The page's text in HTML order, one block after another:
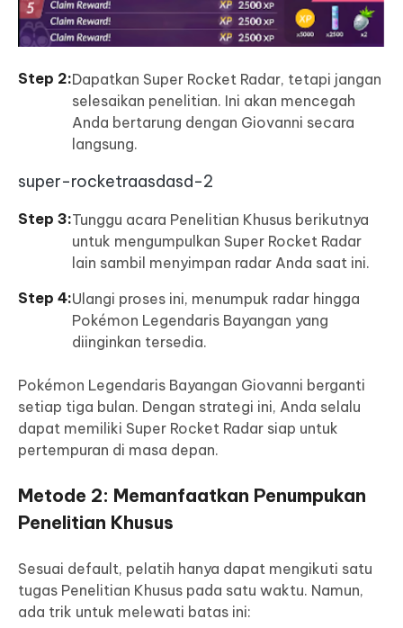
Dapatkan Super Rocket Radar, tetapi jangan
selesaikan penelitian. Ini akan mencegah
Anda bertarung dengan Giovanni secara
langsung.
super-rocketraasdasd-2
Tunggu acara Penelitian Khusus berikutnya
untuk mengumpulkan Super Rocket Radar
lain sambil menyimpan radar Anda saat ini.
Ulangi proses ini, menumpuk radar hingga
Pokémon Legendaris Bayangan yang
diinginkan tersedia.
Pokémon Legendaris Bayangan Giovanni berganti
setiap tiga bulan. Dengan strategi ini, Anda selalu
dapat memiliki Super Rocket Radar siap untuk
pertempuran di masa depan.
Metode 2: Memanfaatkan Penumpukan
Penelitian Khusus
Sesuai default, pelatih hanya dapat mengikuti satu
tugas Penelitian Khusus pada satu waktu. Namun,
ada trik untuk melewati batas ini: